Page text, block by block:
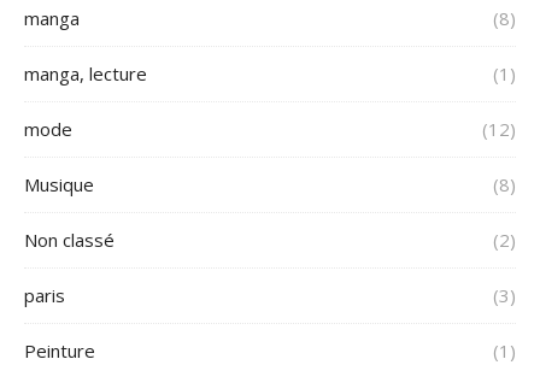
manga (8)
manga, lecture (1)
mode (12)
Musique (8)
Non classé (2)
paris (3)
Peinture (1)